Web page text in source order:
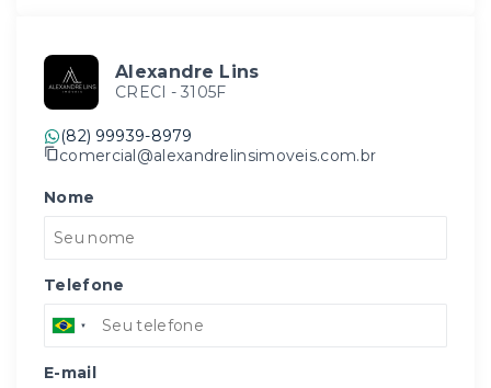
Alexandre Lins
CRECI - 3105F
(82) 99939-8979
comercial@alexandrelinsimoveis.com.br
Nome
Telefone
E-mail